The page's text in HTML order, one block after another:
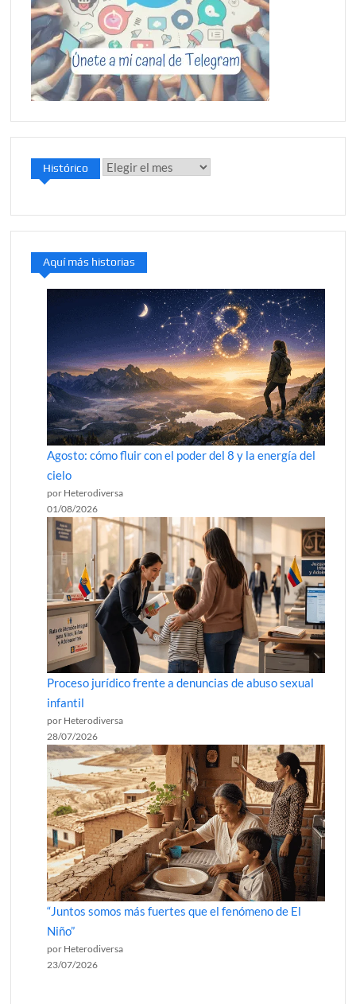
Histórico Histórico
Aquí más historias
Agosto: cómo fluir con el poder del 8 y la energía del
cielo
por Heterodiversa
01/08/2026
Proceso jurídico frente a denuncias de abuso sexual
infantil
por Heterodiversa
28/07/2026
“Juntos somos más fuertes que el fenómeno de El
Niño”
por Heterodiversa
23/07/2026